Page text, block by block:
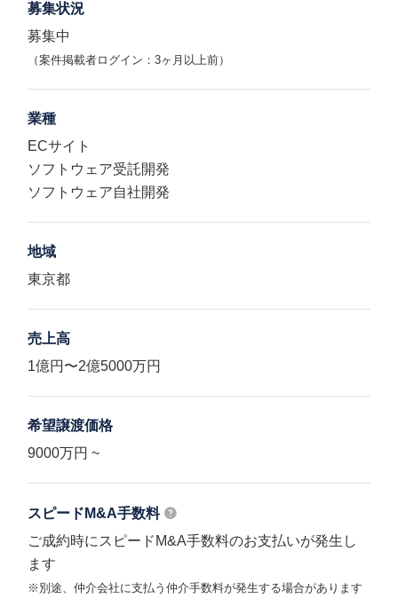
募集状況
募集中
（案件掲載者ログイン：3ヶ月以上前）
業種
ECサイト
ソフトウェア受託開発
ソフトウェア自社開発
地域
東京都
売上高
1億円〜2億5000万円
希望譲渡価格
9000万円 ~
スピードM&A手数料
ご成約時にスピードM&A手数料のお支払いが発生し
ます
※別途、仲介会社に支払う仲介手数料が発生する場合があります